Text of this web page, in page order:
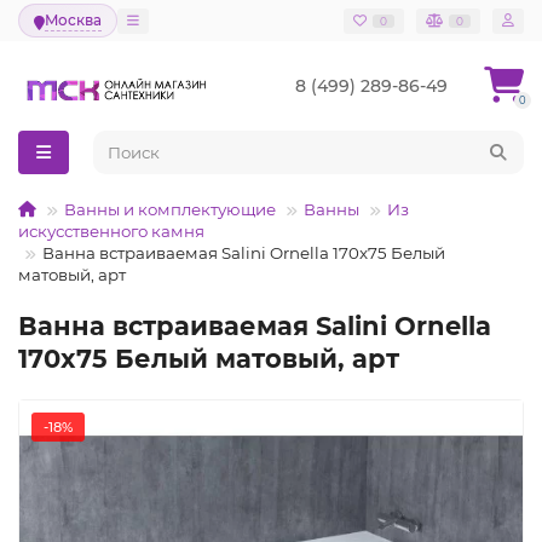
Москва 0 0
8 (499) 289-86-49
0
Ванны и комплектующие Ванны
Из
искусственного камня
Ванна встраиваемая Salini Ornella 170x75 Белый
матовый, арт
Ванна встраиваемая Salini Ornella
170x75 Белый матовый, арт
-18%